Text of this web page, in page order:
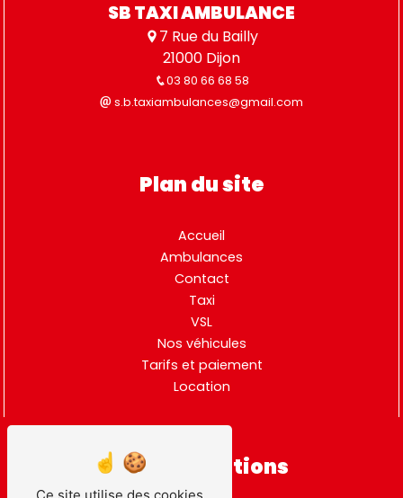
SB TAXI AMBULANCE
7 Rue du Bailly
21000 Dijon
03 80 66 68 58
s.b.taxiambulances@gmail.com
Plan du site
Accueil
Ambulances
Contact
Taxi
VSL
Nos véhicules
Tarifs et paiement
Location
Nos prestations